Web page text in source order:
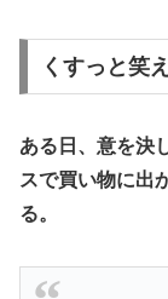
くすっと笑
ある日、意を決
スで買い物に出
る。